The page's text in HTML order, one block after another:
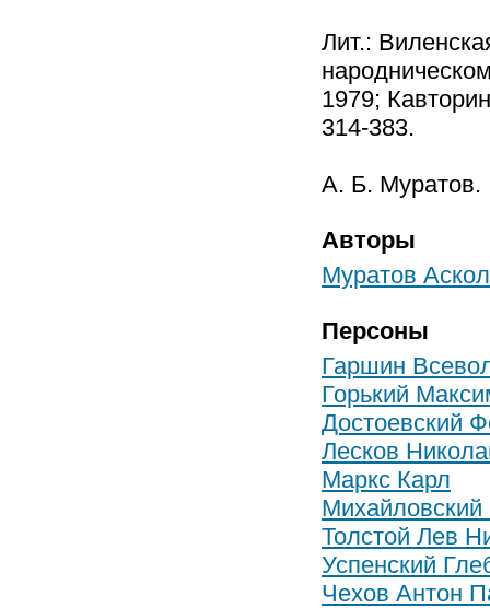
Лит.:
1979;
314-383.
А. Б. Муратов.
Авторы
Муратов
Персоны
Гаршин
Горький
Достоевский
Лесков
Маркс Карл
Михайловский
Толстой Лев
Успенский
Чехов Антон